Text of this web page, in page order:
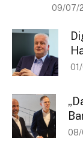
09/07/
08/